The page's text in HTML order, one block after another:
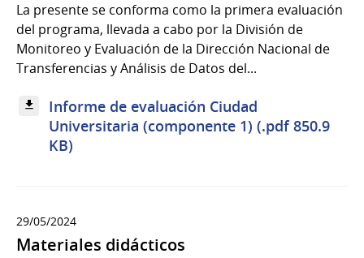
La presente se conforma como la primera evaluación
del programa, llevada a cabo por la División de
Monitoreo y Evaluación de la Dirección Nacional de
Transferencias y Análisis de Datos del...
Informe de evaluación Ciudad
Universitaria (componente 1) (.pdf 850.9
KB)
29/05/2024
Materiales didácticos